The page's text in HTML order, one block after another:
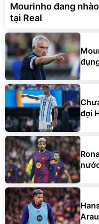
Mourinho đang
tại Real
đợi